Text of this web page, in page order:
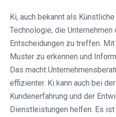
Ki, auch bekannt als
Technologie, die
Entscheidungen zu treffen.
Muster zu erkennen und
Das macht
effizienter. Ki kann auch bei
Kundenerfahrung und der
Dienstleistungen helfen. Es